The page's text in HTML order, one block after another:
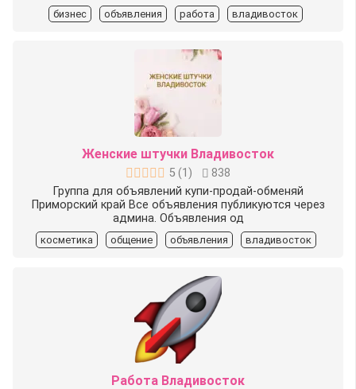
бизнес объявления работа владивосток
Женские штучки Владивосток
5 (1 )
838
Группа для объявлений купи-продай-обменяй
Приморский край Все объявления публикуются через
админа. Объявления од
косметика общение объявления владивосток
Работа Владивосток